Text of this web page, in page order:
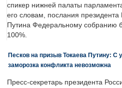
спикер нижней палаты
его словам, послания
Путина Федеральному собранию
100%.
Песков на призыв Токаева Путину: С
заморозка конфликта невозможна
Пресс-секретарь президента